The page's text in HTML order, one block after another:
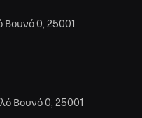
Βουνό 0, 25001
Βουνό 0, 25001